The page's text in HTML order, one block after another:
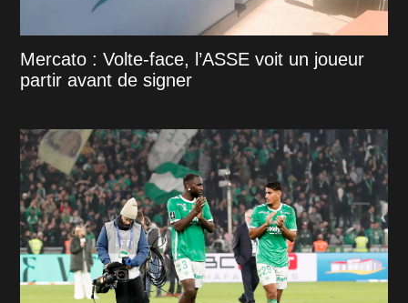
Mercato : Volte-face, l’ASSE voit un joueur
partir avant de signer